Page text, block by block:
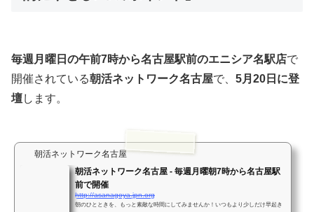
毎週月曜日の午前7時から名古屋駅前のエニシア名駅店で
開催されている朝活ネットワーク名古屋で、 5月20日に登
壇します。
朝活ネットワーク名古屋
朝活ネットワーク名古屋 - 毎週月曜朝7時から名古屋駅
前で開催
http://asanagoya.jpn.org
朝のひとときを、もっと素敵な時間にしてみませんか！いつもより少しだけ早起き